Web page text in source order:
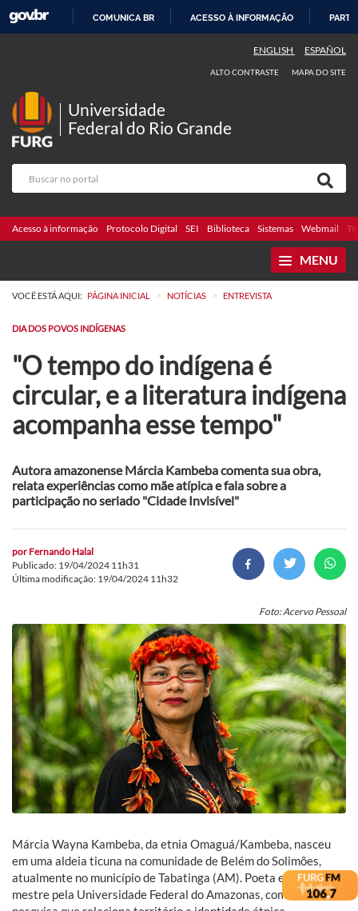
COMUNICA BR ACESSO À INFORMAÇÃO
ENGLISH ESPAÑOL
ALTO CONTRASTE MAPA DO SITE
Universidade
Federal do Rio Grande
Acesso à informação Protocolo Digital SEI Biblioteca Sistemas Webmail
MENU
VOCÊ ESTÁ AQUI: PÁGINA INICIAL > NOTÍCIAS > ENTREVISTA
DIA DOS POVOS INDÍGENAS
"O tempo do indígena é
circular, e a literatura indígena
acompanha esse tempo"
Autora amazonense Márcia Kambeba comenta sua obra,
relata experiências como mãe atípica e fala sobre a
participação no seriado "Cidade Invisível"
por Fernando Halal
Publicado: 19/04/2024 11h31
Última modificação: 19/04/2024 11h32
Foto: Acervo Pessoal
Márcia Wayna Kambeba, da etnia Omaguá/Kambeba, nasceu
em uma aldeia ticuna na comunidade de Belém do Solimões,
atualmente no município de Tabatinga (AM). Poeta e geógrafa, é
mestre pela Universidade Federal do Amazonas, com uma